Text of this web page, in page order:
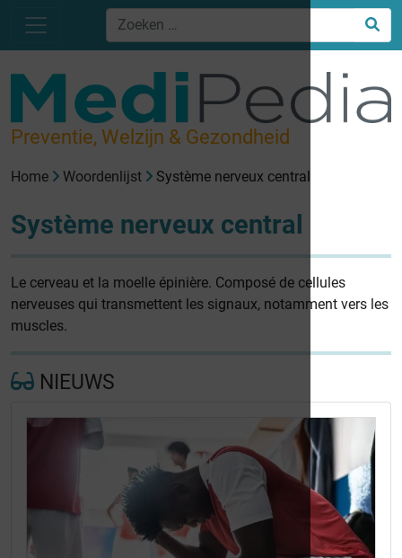
Preventie, Welzijn & Gezondheid
Home Woordenlijst Système nerveux central
Système nerveux central
Le cerveau et la moelle épinière. Composé de cellules
nerveuses qui transmettent les signaux, notamment vers les
muscles.
NIEUWS